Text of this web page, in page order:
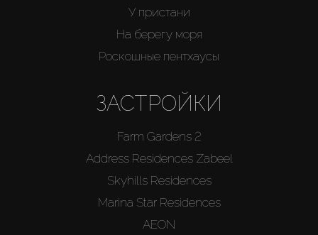
У пристани
На берегу моря
Роскошные пентхаусы
ЗАСТРОЙКИ
Farm Gardens 2
Address Residences Zabeel
Skyhills Residences
Marina Star Residences
AEON